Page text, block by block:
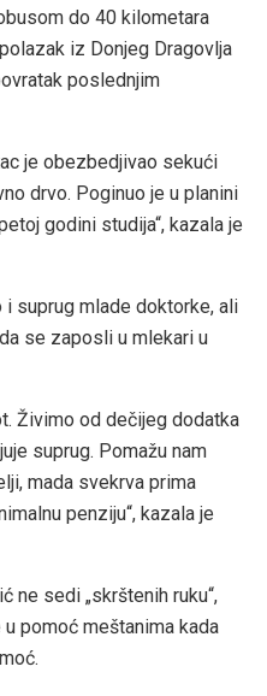
do 40 kilometara
iz Donjeg Dragovlja
poslednjim
je obezbedjivao sekući
drvo. Poginuo je u planini
godini studija“, kazala je
suprug mlade doktorke, ali
se zaposli u mlekari u
Živimo od dečijeg dodatka
suprug. Pomažu nam
mada svekrva prima
penziju“, kazala je
ne sedi „skrštenih ruku“,
pomoć meštanima kada